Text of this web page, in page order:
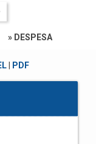
» DESPESA
| PDF